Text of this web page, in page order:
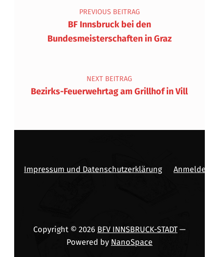
PREVIOUS BEITRAG
BF Innsbruck bei den
Bundesmeisterschaften in Graz
NEXT BEITRAG
Bezirks-Feuerwehrtag am Grillhof in Vill
Impressum und Datenschutzerklärung Anmelden
Copyright © 2026 BFV INNSBRUCK-STADT—
Powered by NanoSpace